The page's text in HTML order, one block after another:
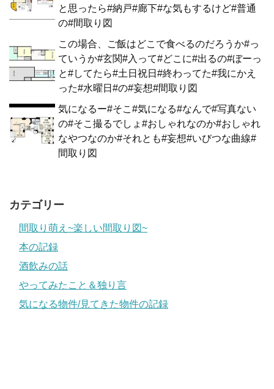
と思ったら#納戸#廊下#な気もするけど#普通
の#間取り図
この場合、ご飯はどこで食べるのだろうか#っ
ていうか#玄関#入って#どこに#出るの#ぼーっ
と#してたら#土日祝日#終わってた#我にかえ
った#水曜日#の#妄想#間取り図
気になるー#そこ#気になる#なんで#写真ない
の#そこ撮るでしょ#おしゃれなのか#おしゃれ
なやつなのか#それとも#妄想#いびつな曲線#
間取り図
カテゴリー
間取り萌え~楽しい間取り図~
本の記録
酒飲みの話
やってみたこと＆独り言
気になる物件/見てきた物件の記録